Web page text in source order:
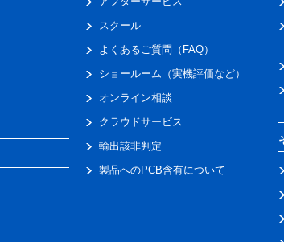
スクール
よくあるご質問（FAQ）
ショールーム（実機評価など）
オンライン相談
クラウドサービス
輸出該非判定
製品へのPCB含有について